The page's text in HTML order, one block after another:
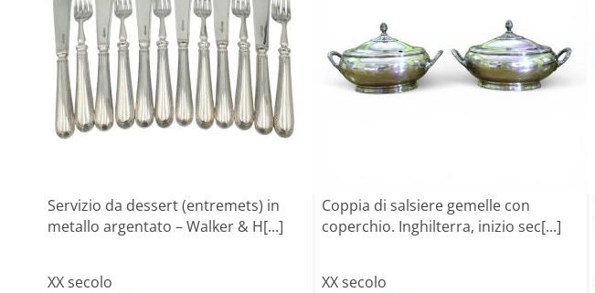
Servizio da dessert (entremets) in
metallo argentato – Walker & H[...]
XX secolo
Coppia di salsiere gemelle con
coperchio. Inghilterra, inizio sec[...]
XX secolo